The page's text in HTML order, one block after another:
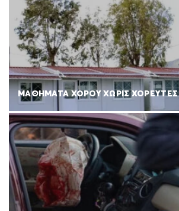
ΜΑΘΗΜΑΤΑ ΧΟΡΟΥ ΧΩΡΙΣ ΧΟΡΕΥΤΕΣ